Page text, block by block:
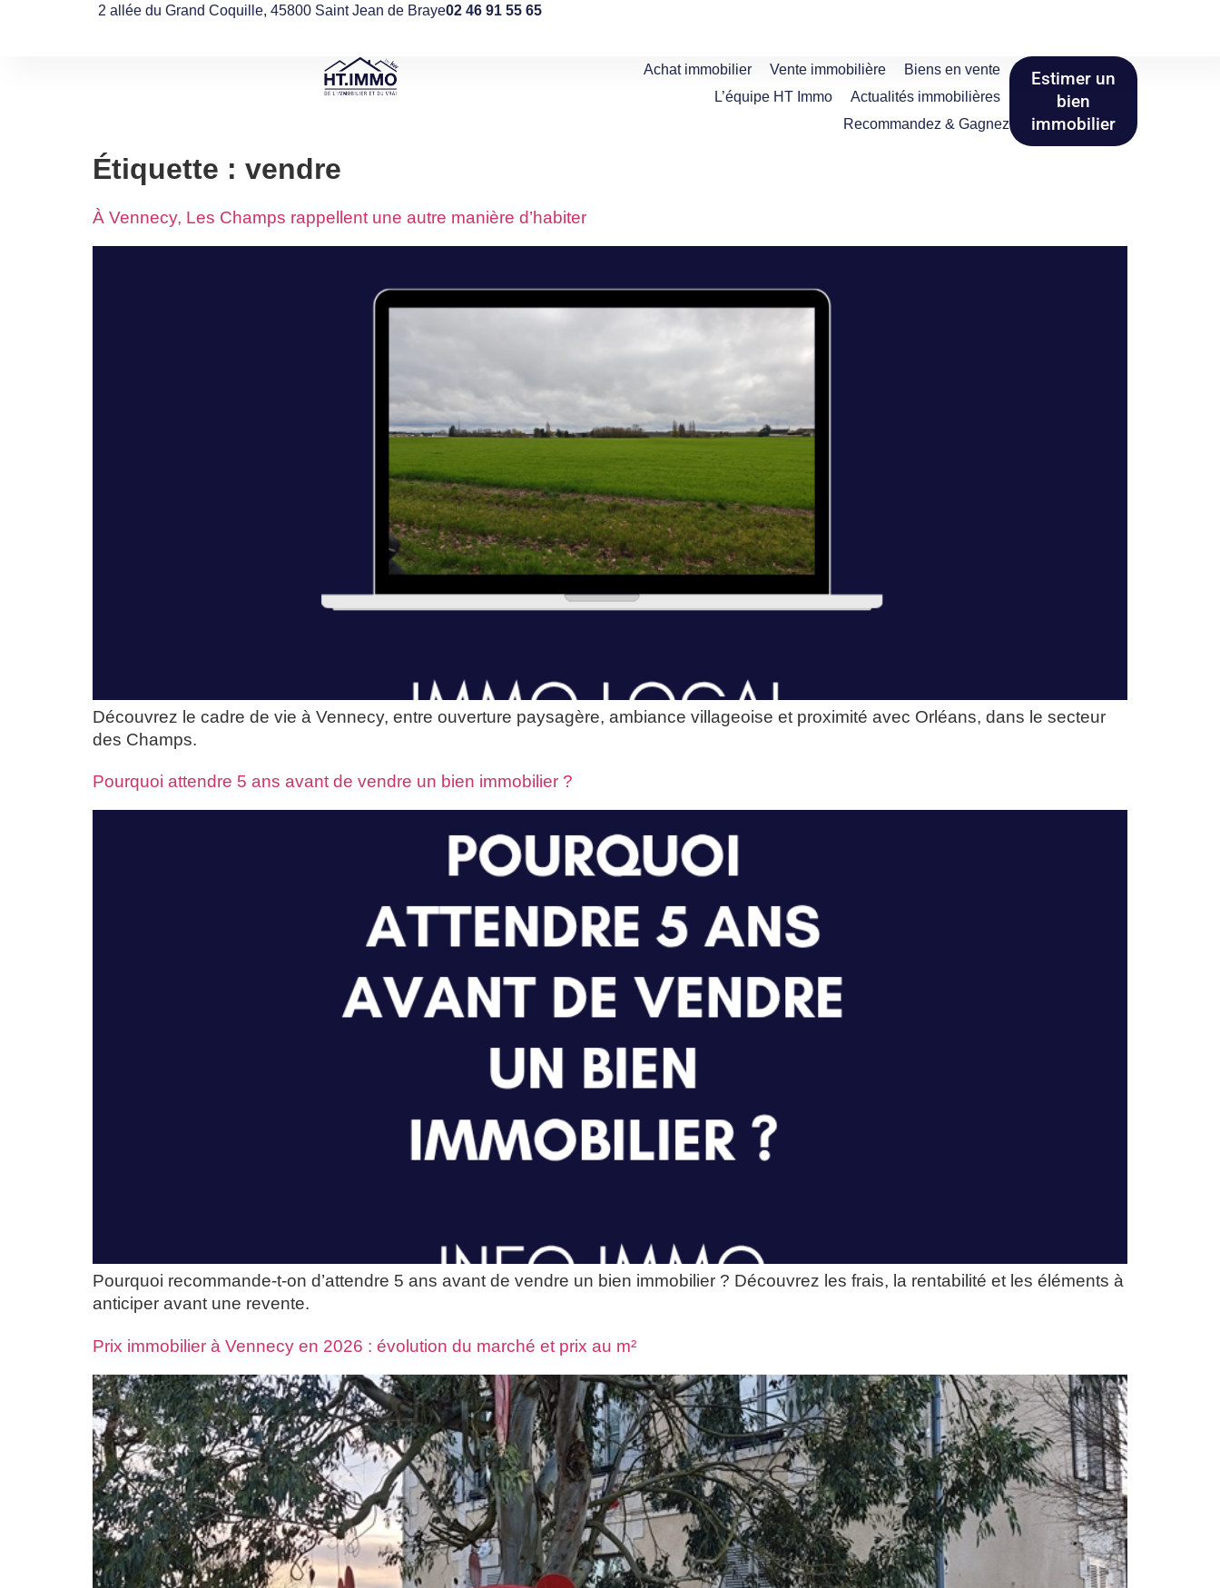
2 allée du Grand Coquille, 45800 Saint Jean de Braye02 46 91 55 65
Achat immobilier Vente immobilière
Biens en vente
L’équipe HT Immo
Actualités immobilières
Recommandez & Gagnez
Estimer un
bien
immobilier
Étiquette : vendre
À Vennecy, Les Champs rappellent une autre manière d’habiter
Découvrez le cadre de vie à Vennecy, entre ouverture paysagère, ambiance villageoise et proximité avec Orléans, dans le secteur
des Champs.
Pourquoi attendre 5 ans avant de vendre un bien immobilier ?
Pourquoi recommande-t-on d’attendre 5 ans avant de vendre un bien immobilier ? Découvrez les frais, la rentabilité et les éléments à
anticiper avant une revente.
Prix immobilier à Vennecy en 2026 : évolution du marché et prix au m²